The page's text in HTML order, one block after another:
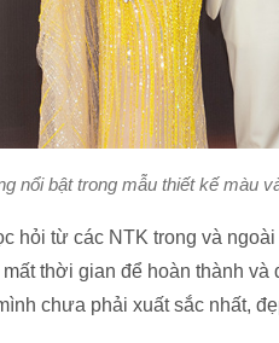
nổi bật trong mẫu thiết kế màu
hỏi từ các NTK trong và
thời gian để hoàn thành và
chưa phải xuất sắc nhất,